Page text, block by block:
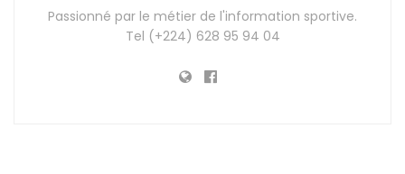
Passionné par le métier de l'information sportive.
Tel (+224) 628 95 94 04